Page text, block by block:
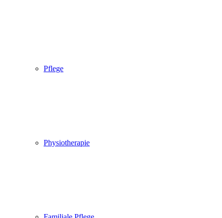
Pflege
Physiotherapie